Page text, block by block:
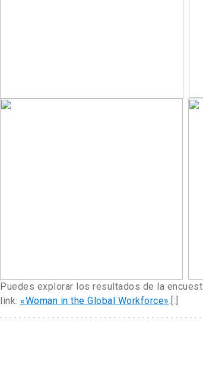
Puedes explorar los resultados de la
link: «Woman in the Global Workforce» .[:]